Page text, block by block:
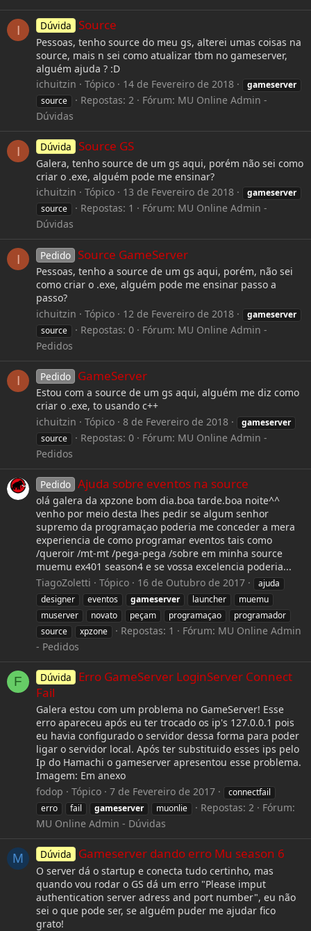
I Dúvida Source
Pessoas, tenho source do meu gs, alterei umas coisas na
source, mais n sei como atualizar tbm no gameserver,
alguém ajuda ? :D
ichuitzin
Tópico 14 de Fevereiro de 2018
gameserver
source
Repostas: 2 Fórum: MU Online Admin -
Dúvidas
I Dúvida Source GS
Galera, tenho source de um gs aqui, porém não sei como
criar o .exe, alguém pode me ensinar?
ichuitzin
Tópico 13 de Fevereiro de 2018
gameserver
source
Repostas: 1 Fórum: MU Online Admin -
Dúvidas
I Pedido Source GameServer
Pessoas, tenho a source de um gs aqui, porém, não sei
como criar o .exe, alguém pode me ensinar passo a
passo?
ichuitzin
Tópico 12 de Fevereiro de 2018
gameserver
source
Repostas: 0 Fórum: MU Online Admin -
Pedidos
I Pedido GameServer
Estou com a source de um gs aqui, alguém me diz como
criar o .exe, to usando c++
ichuitzin
Tópico 8 de Fevereiro de 2018
gameserver
source
Repostas: 0 Fórum: MU Online Admin -
Pedidos
Pedido Ajuda sobre eventos na source
olá galera da xpzone bom dia.boa tarde.boa noite^^
venho por meio desta lhes pedir se algum senhor
supremo da programaçao poderia me conceder a mera
experiencia de como programar eventos tais como
/queroir /mt-mt /pega-pega /sobre em minha source
muemu ex401 season4 e se vossa excelencia poderia...
TiagoZoletti
Tópico 16 de Outubro de 2017
ajuda
designer
eventos gameserver launcher
muemu
muserver
novato peçam programaçao
programador
source
xpzone Repostas: 1 Fórum: MU Online Admin
- Pedidos
F Dúvida
Erro GameServer LoginServer Connect
Fail
Galera estou com um problema no GameServer! Esse
erro apareceu após eu ter trocado os ip's 127.0.0.1 pois
eu havia configurado o servidor dessa forma para poder
ligar o servidor local. Após ter substituido esses ips pelo
Ip do Hamachi o gameserver apresentou esse problema.
Imagem: Em anexo
fodop
Tópico 7 de Fevereiro de 2017
connectfail
erro
fail gameserver muonlie Repostas: 2
Fórum:
MU Online Admin - Dúvidas
M Dúvida Gameserver dando erro Mu season 6
O server dá o startup e conecta tudo certinho, mas
quando vou rodar o GS dá um erro "Please imput
authentication server adress and port number", eu não
sei o que pode ser, se alguém puder me ajudar fico
grato!